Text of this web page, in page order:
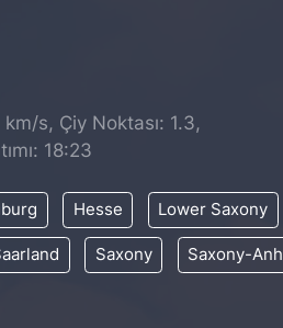
s, Çiy Noktası: 1.3,
18:23
Hesse Lower Saxony
Saxony Saxony-